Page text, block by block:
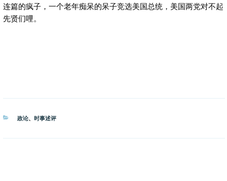
连篇的疯子，一个老年痴呆的呆子竞选美国总统，美国两党对不起
先贤们哩。
分
政论、 时事述评